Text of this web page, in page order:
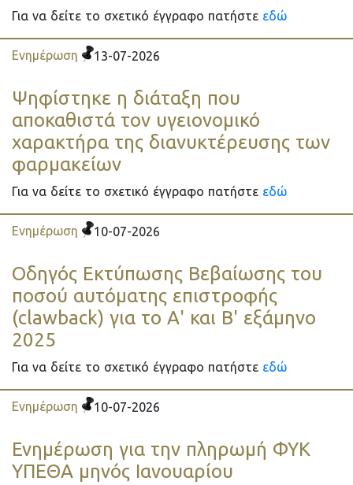
Για να δείτε το σχετικό έγγραφο πατήστε εδώ
Ενημέρωση 13-07-2026
Ψηφίστηκε η διάταξη που
αποκαθιστά τον υγειονομικό
χαρακτήρα της διανυκτέρευσης των
φαρμακείων
Για να δείτε το σχετικό έγγραφο πατήστε εδώ
Ενημέρωση 10-07-2026
Οδηγός Εκτύπωσης Βεβαίωσης του
ποσού αυτόματης επιστροφής
(clawback) για το Α' και Β' εξάμηνο
2025
Για να δείτε το σχετικό έγγραφο πατήστε εδώ
Ενημέρωση 10-07-2026
Ενημέρωση για την πληρωμή ΦΥΚ
ΥΠΕΘΑ μηνός Ιανουαρίου